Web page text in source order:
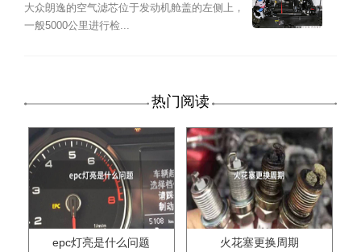
芯怎么换
大众朗逸的空气滤芯位于发动机舱盖的左侧上，
一般5000公里进行检...
热门阅读
epc灯亮是什么问题 火花塞更换周期